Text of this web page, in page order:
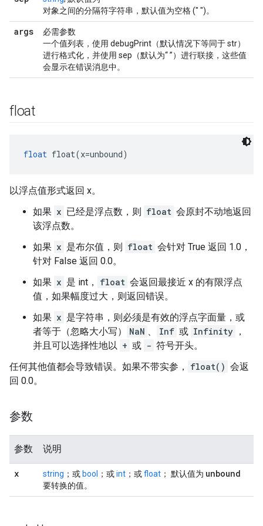
对象之间的分隔符字符串，默认值为空格 (" ")。
args
必需参数
一个值列表，使用 debugPrint（默认情况下等同于 str）
进行格式化，并使用 sep（默认为“ ”）进行联接，这些值
会显示在错误消息中。
float
float float(x=unbound)
以浮点值形式返回 x。
如果 x 已经是浮点数，则 float 会原封不动地返回
该浮点数。
如果 x 是布尔值，则 float 会针对 True 返回 1.0，
针对 False 返回 0.0。
如果 x 是 int， float 会返回最接近 x 的有限浮点
值，如果幅度过大，则返回错误。
如果 x 是字符串，则必须是有效的浮点字面量，或
者等于（忽略大小写）
NaN 、 Inf 或 Infinity ，
并且可以选择性地以 + 或 - 符号开头。
任何其他值都会导致错误。如果不带实参，
float() 会返
回 0.0。
参数
参数 说明
x string ；或 bool ；或int ；或float ； 默认值为 unbound
要转换的值。